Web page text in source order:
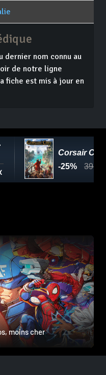
dernier nom connu au
de notre ligne
fiche est mis à jour en
moins cher